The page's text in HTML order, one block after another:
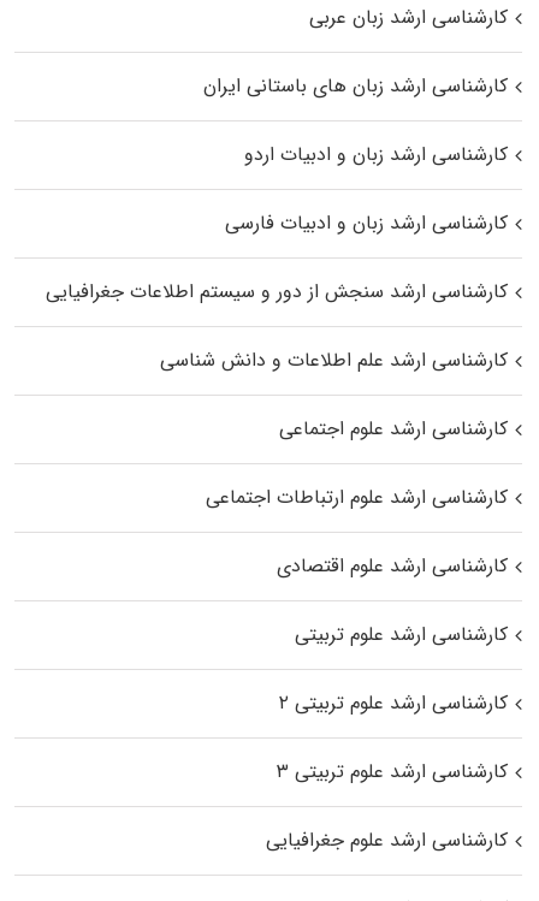
کارشناسی ارشد زبان عربی
کارشناسی ارشد زبان‌ های باستانی ایران
کارشناسی ارشد زبان و ادبیات اردو
کارشناسی ارشد زبان و ادبیات فارسی
کارشناسی ارشد سنجش از دور و سیستم اطلاعات جغرافیایی
کارشناسی ارشد علم اطلاعات و دانش شناسی
کارشناسی ارشد علوم اجتماعی
کارشناسی ارشد علوم ارتباطات اجتماعی
کارشناسی ارشد علوم اقتصادی
کارشناسی ارشد علوم تربیتی
کارشناسی ارشد علوم تربیتی ۲
کارشناسی ارشد علوم تربیتی ۳
کارشناسی ارشد علوم جغرافیایی